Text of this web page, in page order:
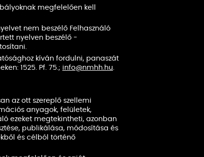
megfelelően kell
nem beszélő Felhasználó
nyelven beszélő -
kíván fordulni, panaszát
1525. Pf. 75.; info@nmhh.hu.
az ott szereplő szellemi
anyagok, felületek,
ezeket megtekintheti, azonban
publikálása, módosítása és
és célból történő